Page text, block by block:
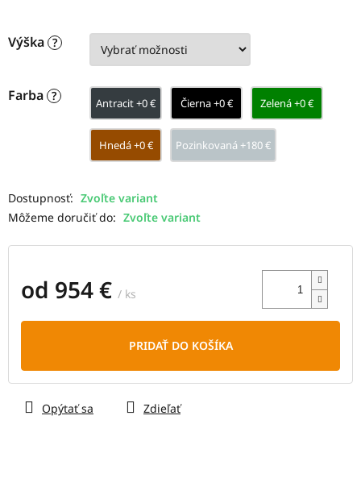
Výška ?
Farba ? Antracit +0 € Čierna +0 € Zelená +0 €
Hnedá +0 € Pozinkovaná +180 €
Zvoľte variant
Môžeme doručiť do: Zvoľte variant
od 954 € / ks
PRIDAŤ DO KOŠÍKA
Opýtať sa Zdieľať